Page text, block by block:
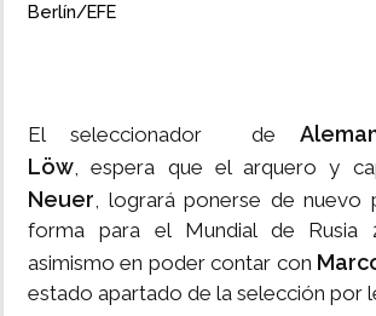
Berlín/EFE
El seleccionador de
Löw, espera que el arquero y
Neuer, logrará ponerse de nuevo
forma para el Mundial de Rusia
asimismo en poder contar con
estado apartado de la selección por